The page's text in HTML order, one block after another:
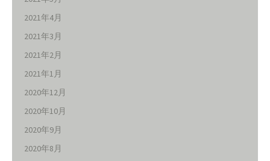
2021年4月
2021年3月
2021年2月
2021年1月
2020年12月
2020年10月
2020年9月
2020年8月